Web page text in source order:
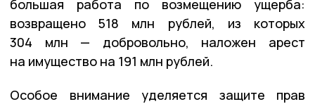
большая работа по возмещению ущерба:
возвращено 518 млн рублей, из которых
304 млн — добровольно, наложен арест
на имущество на 191 млн рублей.
Особое внимание уделяется защите прав